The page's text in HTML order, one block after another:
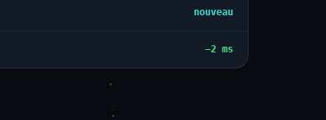
nouveau
−2 ms